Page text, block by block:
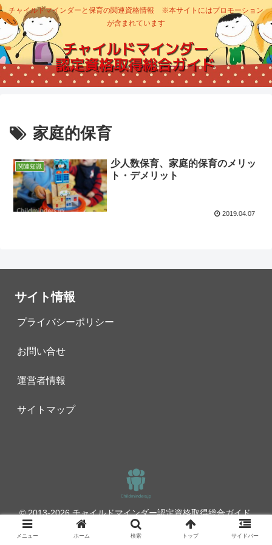
チャイルドマインダーと保育の関連資格情報 ※本サイトにはプロモーション
が含まれています
家庭的保育
関連知識
少人数保育、家庭的保育のメリッ
ト・デメリット
2019.04.07
サイト情報
プライバシーポリシー
お問い合せ
運営者情報
サイトマップ
© 2013-2026 チャイルドマインダー認定資格取得総合ガイド.
メニュー ホーム 検索 トップ サイドバー